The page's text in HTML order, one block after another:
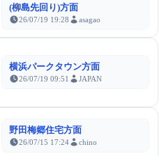
(柳島先回り)方面
26/07/19 19:28 asagao
横浜パークタウン方面
26/07/19 09:51 JAPAN
野田梅郷住宅方面
26/07/15 17:24 chino